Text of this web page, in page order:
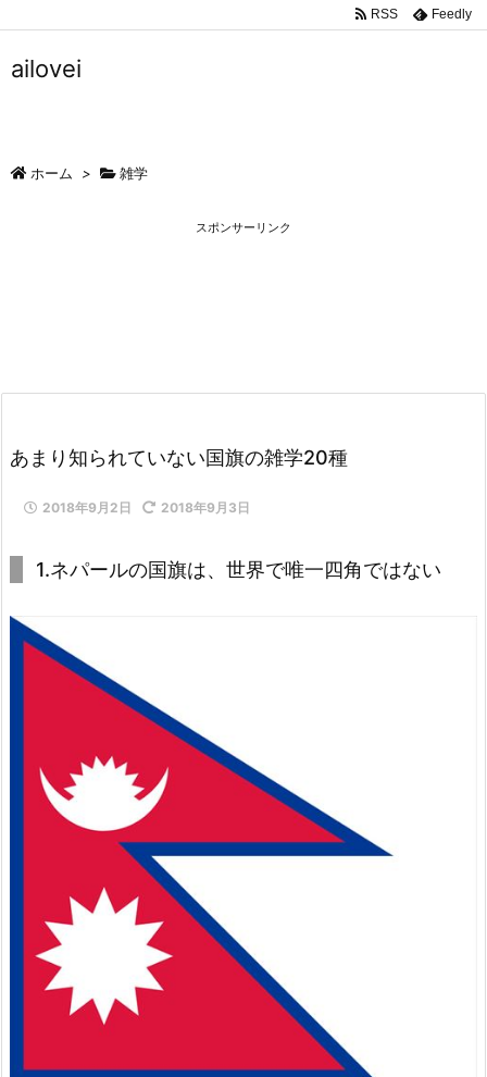
RSS Feedly
ailovei
ホーム > 雑学
スポンサーリンク
あまり知られていない国旗の雑学20種
2018年9月2日 2018年9月3日
1.ネパールの国旗は、世界で唯一四角ではない